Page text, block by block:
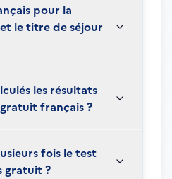
pour la
le titre de séjour
les résultats
français ?
fois le test
gratuit ?